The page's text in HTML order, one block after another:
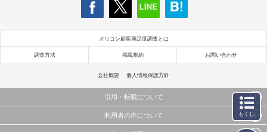
オリコン顧客満足度調査とは
調査方法 掲載規約 お問い合わせ
会社概要 個人情報保護方針
引用・転載について
当サイトで公開されている情報（文字、写真、イラスト、画像データ等）及びこれらの配置・
利用者の声について もくじ